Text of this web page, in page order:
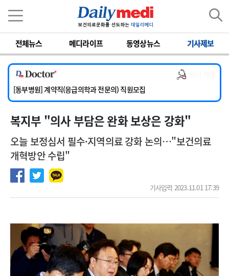
전체뉴스 메디라이프 동영상뉴스 기사제보
[서울아산병원] 2026년 하반기 인턴 모집
[영남대학교의료원] 마취통증의학과 임기제 임상의사 채용
[충남대학교병원] 소아청소년과(소아응급전담) 계약직 의사 공개채용
[동부병원] 계약직(응급의학과 전문의) 직원모집
[이대목동병원] 하반기 전공의(레지던트1년차) 모집
[서울아산병원] 2026년 하반기 인턴 모집
복지부 "의사 부담은 완화 보상은 강화"
오늘 보정심서 필수·지역의료 강화 논의…"보건의료
개혁방안 수립"
기사입력 2023.11.01 17:39